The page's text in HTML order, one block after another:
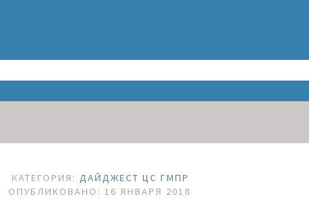
КАТЕГОРИЯ: ДАЙДЖЕСТ ЦС ГМПР
ОПУБЛИКОВАНО: 16 ЯНВАРЯ 2018